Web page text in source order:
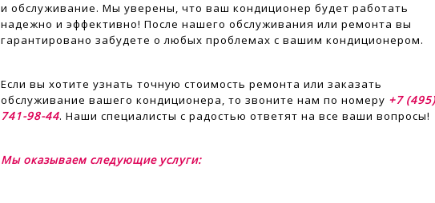
и обслуживание. Мы уверены, что ваш кондиционер будет работать
надежно и эффективно! После нашего обслуживания или ремонта вы
гарантировано забудете о любых проблемах с вашим кондиционером.
Если вы хотите узнать точную стоимость ремонта или заказать
обслуживание вашего кондиционера, то звоните нам по номеру +7
741-98-44. Наши специалисты с радостью ответят на все ваши вопросы!
Мы оказываем следующие услуги: